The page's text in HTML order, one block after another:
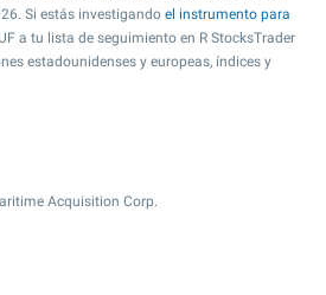
Si estás investigando el instrumento para
a tu lista de seguimiento en R StocksTrader
estadounidenses y europeas, índices y
Acquisition Corp.